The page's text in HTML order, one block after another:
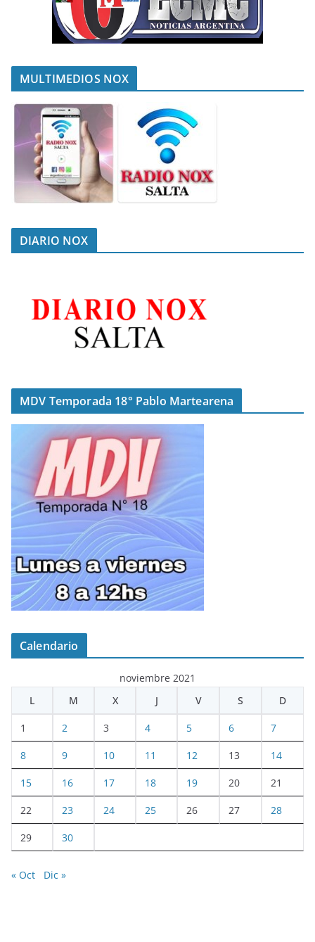
MULTIMEDIOS NOX
DIARIO NOX
MDV Temporada 18° Pablo Martearena
Calendario
noviembre 2021
L
M X J V S D
1 2 3 4 5 6 7
8 9 10 11 12 13 14
15 16 17 18 19 20 21
22 23 24 25 26 27 28
29 30
« Oct Dic »